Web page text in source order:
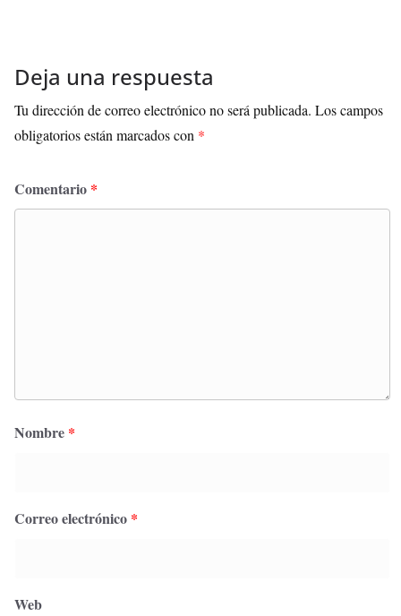
Deja una respuesta
Tu dirección de correo electrónico no será publicada. Los campos
obligatorios están marcados con *
Comentario *
Nombre *
Correo electrónico *
Web